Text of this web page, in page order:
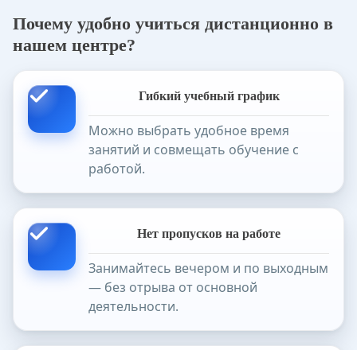
Почему удобно учиться дистанционно в
нашем центре?
Гибкий учебный график
Можно выбрать удобное время
занятий и совмещать обучение с
работой.
Нет пропусков на работе
Занимайтесь вечером и по выходным
— без отрыва от основной
деятельности.